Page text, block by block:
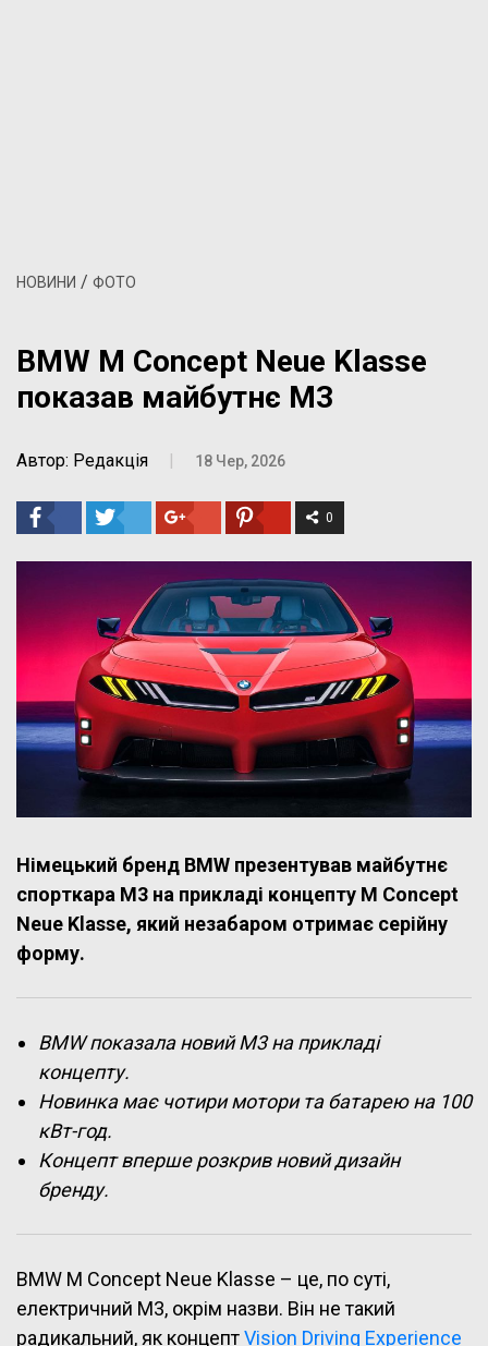
НОВИНИ / ФОТО
BMW M Concept Neue Klasse
показав майбутнє M3
Автор: Редакція | 18 Чер, 2026
0
Німецький бренд BMW презентував майбутнє
спорткара M3 на прикладі концепту M Concept
Neue Klasse, який незабаром отримає серійну
форму.
BMW показала новий M3 на прикладі
концепту.
Новинка має чотири мотори та батарею на 100
кВт-год.
Концепт вперше розкрив новий дизайн
бренду.
BMW M Concept Neue Klasse – це, по суті,
електричний M3, окрім назви. Він не такий
радикальний, як концептVision Driving Experience